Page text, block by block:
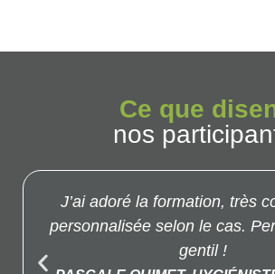
Ce que
nos
J’ai adoré la formation, très
personnalisée selon le cas.
gentil !